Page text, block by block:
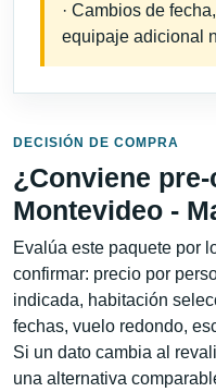
· Cambios de
equipaje adicional
DECISIÓN DE COMPRA
¿Conviene
Montevideo -
Evalúa este paquete por
confirmar: precio por
indicada, habitación
fechas, vuelo redondo,
Si un dato cambia al
una alternativa